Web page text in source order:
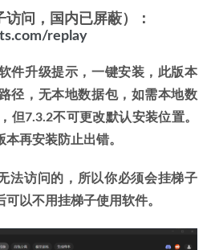
问，国内已屏蔽）：
replay
件升级提示，一键安装，此版本
径，无本地数据包，如需本地数
但7.3.2不可更改默认安装位置。
再安装防止出错。
法访问的，所以你必须会挂梯子
以不用挂梯子使用软件。